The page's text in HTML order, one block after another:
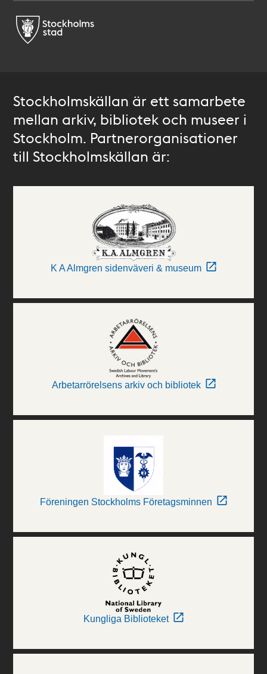
Stockholmskällan är ett samarbete
mellan arkiv, bibliotek och museer i
Stockholm. Partnerorganisationer
till Stockholmskällan är:
K A Almgren sidenväveri & museum
Arbetarrörelsens arkiv och bibliotek
Föreningen Stockholms Företagsminnen
Kungliga Biblioteket